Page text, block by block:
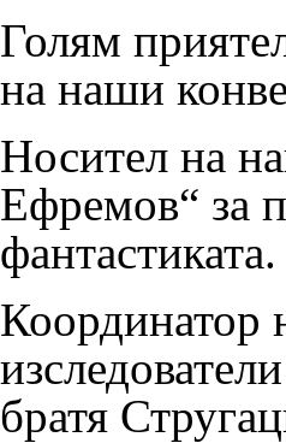
Голям
на наши
Носител на
Ефремов“ за
фантастиката.
Координатор
братя